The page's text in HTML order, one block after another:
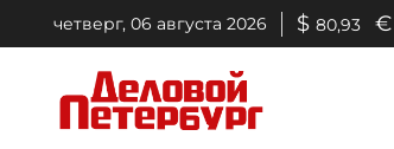
четверг, 06 августа 2026 $ 80,93 €